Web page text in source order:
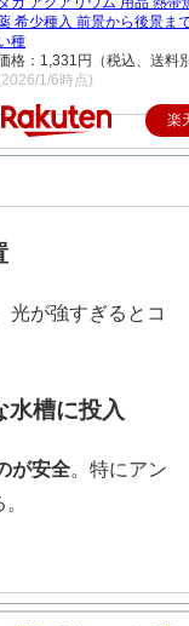
カ アクアリウム 用品 熱帯
希少種入 前景から後景ま
種
格：1,331円（税込、送料
1/6時点)
楽
。光が強すぎるとコ
槽に投入
が安全 。特にアン